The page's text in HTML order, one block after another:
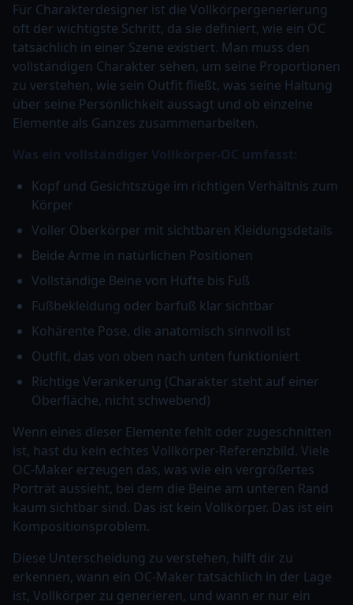
Für Charakterdesigner ist die Vollkörpergenerierung
oft der wichtigste Schritt, da sie definiert, wie ein OC
tatsächlich in einer Szene existiert. Man muss den
vollständigen Charakter sehen, um seine Proportionen
zu verstehen, wie sein Outfit fließt, was seine Haltung
über seine Persönlichkeit aussagt und ob einzelne
Elemente als Ganzes zusammenarbeiten.
Was ein vollständiger Vollkörper-OC umfasst:
Kopf und Gesichtszüge im richtigen Verhältnis zum
Körper
Voller Oberkörper mit sichtbaren Kleidungsdetails
Beide Arme in natürlichen Positionen
Vollständige Beine von Hüfte bis Fuß
Fußbekleidung oder barfuß klar sichtbar
Kohärente Pose, die anatomisch sinnvoll ist
Outfit, das von oben nach unten funktioniert
Richtige Verankerung (Charakter steht auf einer
Oberfläche, nicht schwebend)
Wenn eines dieser Elemente fehlt oder zugeschnitten
ist, hast du kein echtes Vollkörper-Referenzbild. Viele
OC-Maker erzeugen das, was wie ein vergrößertes
Porträt aussieht, bei dem die Beine am unteren Rand
kaum sichtbar sind. Das ist kein Vollkörper. Das ist ein
Kompositionsproblem.
Diese Unterscheidung zu verstehen, hilft dir zu
erkennen, wann ein OC-Maker tatsächlich in der Lage
ist, Vollkörper zu generieren, und wann er nur ein